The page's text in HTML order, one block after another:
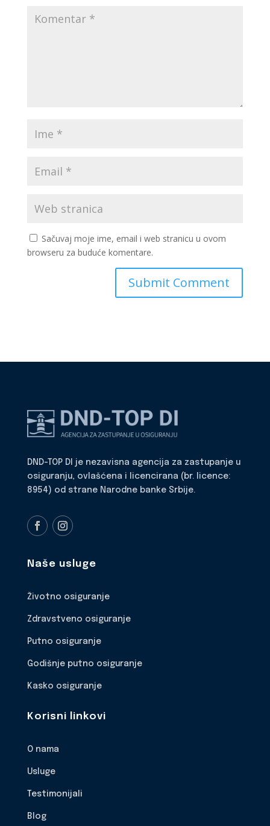
Sačuvaj moje ime, email i web stranicu u ovom
browseru za buduće komentare.
DND-TOP DI je nezavisna agencija za zastupanje u
osiguranju, ovlašćena i licencirana (br. licence:
8954) od strane Narodne banke Srbije.
Naše usluge
Životno osiguranje
Zdravstveno osiguranje
Putno osiguranje
Godišnje putno osiguranje
Kasko osiguranje
Korisni linkovi
O nama
Usluge
Testimonijali
Blog